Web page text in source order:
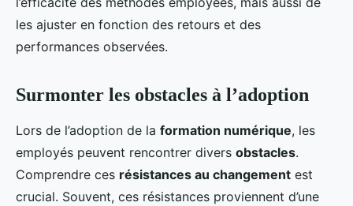
les ajuster en fonction des retours et des
performances observées.
Surmonter les obstacles à l’adoption
Lors de l’adoption de la formation numérique, les
employés peuvent rencontrer divers obstacles.
Comprendre ces résistances au changement est
crucial. Souvent, ces résistances proviennent d’une